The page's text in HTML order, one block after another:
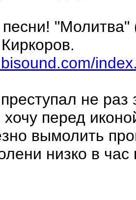
"Молитва"
не раз
хочу перед
вымолить
низко в час